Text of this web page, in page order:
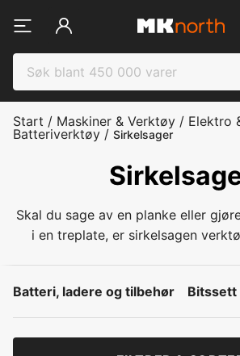
Start / Maskiner & Verktøy / Elektro
Batteriverktøy / Sirkelsager
Skal du sage av en planke eller
i en treplate, er sirkelsagen
Batteri, ladere og tilbehør Bitssett